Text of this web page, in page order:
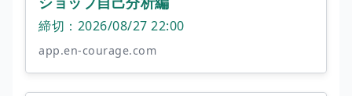
締切：2026/08/27 22:00
app.en-courage.com